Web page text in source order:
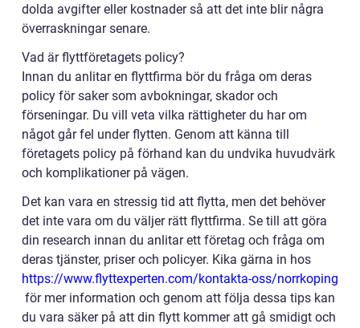
dolda avgifter eller kostnader så att det inte blir några
överraskningar senare.
Vad är flyttföretagets policy?
Innan du anlitar en flyttfirma bör du fråga om deras
policy för saker som avbokningar, skador och
förseningar. Du vill veta vilka rättigheter du har om
något går fel under flytten. Genom att känna till
företagets policy på förhand kan du undvika huvudvärk
och komplikationer på vägen.
Det kan vara en stressig tid att flytta, men det behöver
det inte vara om du väljer rätt flyttfirma. Se till att göra
din research innan du anlitar ett företag och fråga om
deras tjänster, priser och policyer. Kika gärna in hos
https://www.flyttexperten.com/kontakta-oss/norrkoping
för mer information och genom att följa dessa tips kan
du vara säker på att din flytt kommer att gå smidigt och